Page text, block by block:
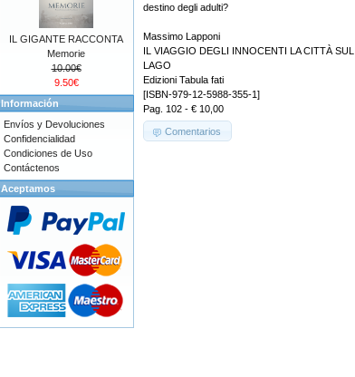
destino degli adulti?
Massimo Lapponi
IL VIAGGIO DEGLI INNOCENTI LA CITTÀ SUL
LAGO
Edizioni Tabula fati
[ISBN-979-12-5988-355-1]
Pag. 102 - € 10,00
Comentarios
IL GIGANTE RACCONTA
Memorie
10.00€
9.50€
Información
Envíos y Devoluciones
Confidencialidad
Condiciones de Uso
Contáctenos
Aceptamos